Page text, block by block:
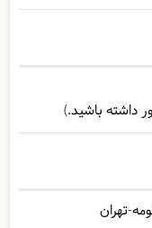
تهران